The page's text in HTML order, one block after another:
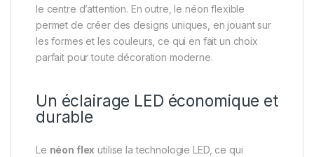
le centre d’attention. En outre, le néon flexible
permet de créer des designs uniques, en jouant sur
les formes et les couleurs, ce qui en fait un choix
parfait pour toute décoration moderne.
Un éclairage LED économique et
durable
Le néon flex utilise la technologie LED, ce qui